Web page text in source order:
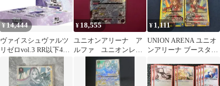
¥14,444
ヴァイスシュヴァルツ
リゼロvol.3 RR以下4コ
¥ 18,555
ユニオンアリーナ ア
ルファ ユニオンレ
ア winner 未開封
¥ 1,111
UNION ARENA ユニオ
ンアリーナ ブースター